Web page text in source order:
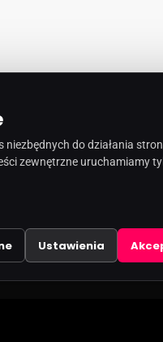
KONTAKT
niezbędnych do działania
zewnętrzne uruchamiamy
Ustawienia